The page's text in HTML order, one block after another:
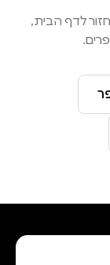
לדף הבית,